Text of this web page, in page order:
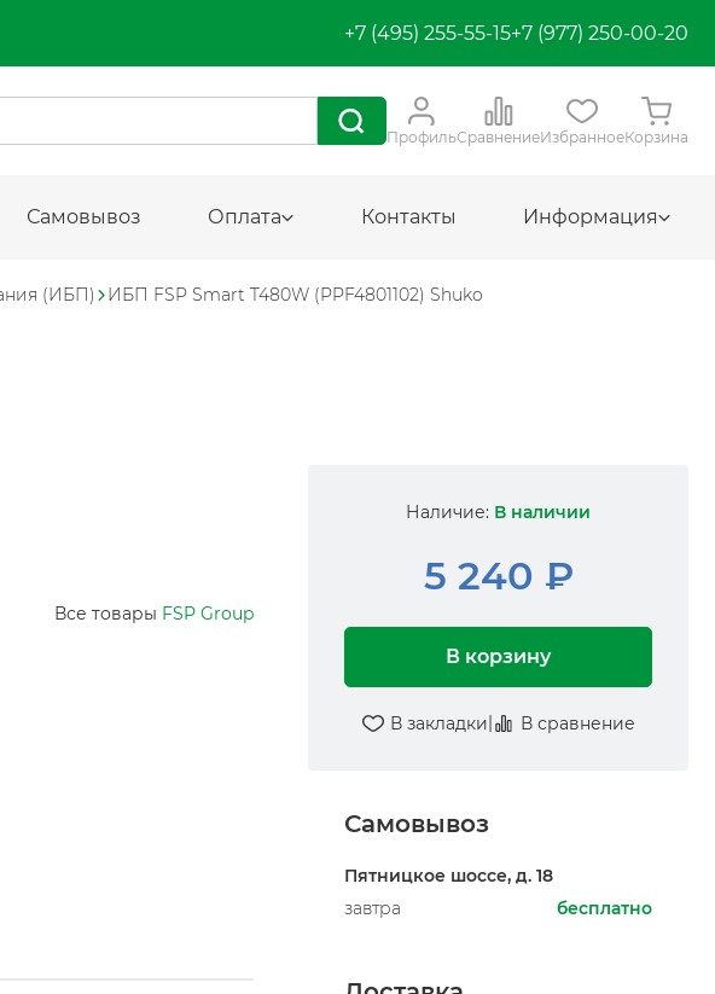
+7 (495) 255-55-15+7 (977) 250-00-20
ПрофильСравнениеИзбранноеКорзина
Самовывоз Оплата Контакты Информация
(ИБП) ИБП FSP Smart T480W (PPF4801102) Shuko
Все товары FSP Group
Наличие: В наличии
5 240 ₽
В корзину
В закладки| В сравнение
Самовывоз
Пятницкое шоссе, д. 18
завтра
бесплатно